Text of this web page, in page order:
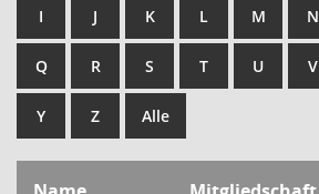
I J K L M N
Q R S T U V
Y Z Alle